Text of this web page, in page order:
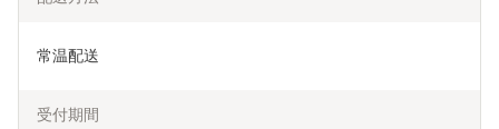
常温配送
受付期間